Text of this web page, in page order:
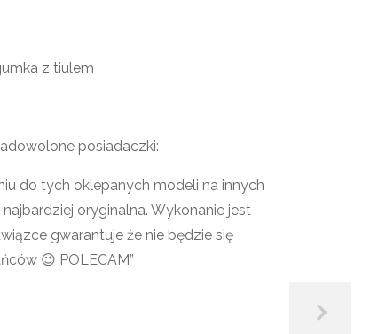
z tiulem
posiadaczki:
do tych oklepanych modeli na innych
oryginalna. Wykonanie jest
gwarantuje że nie będzie się
😉 POLECAM”